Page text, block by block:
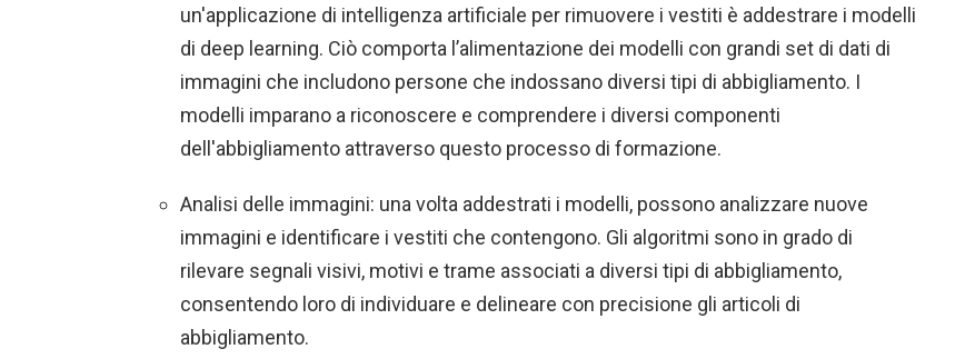
un'applicazione di intelligenza artificiale per rimuovere i vestiti è addestrare i modelli
di deep learning. Ciò comporta l’alimentazione dei modelli con grandi set di dati di
immagini che includono persone che indossano diversi tipi di abbigliamento. I
modelli imparano a riconoscere e comprendere i diversi componenti
dell'abbigliamento attraverso questo processo di formazione.
Analisi delle immagini: una volta addestrati i modelli, possono analizzare nuove
immagini e identificare i vestiti che contengono. Gli algoritmi sono in grado di
rilevare segnali visivi, motivi e trame associati a diversi tipi di abbigliamento,
consentendo loro di individuare e delineare con precisione gli articoli di
abbigliamento.